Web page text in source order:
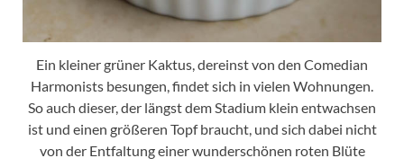
Ein kleiner grüner Kaktus, dereinst von den Comedian
Harmonists besungen, findet sich in vielen Wohnungen.
So auch dieser, der längst dem Stadium klein entwachsen
ist und einen größeren Topf braucht, und sich dabei nicht
von der Entfaltung einer wunderschönen roten Blüte